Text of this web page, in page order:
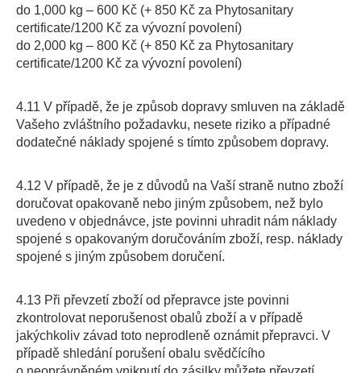
do 1,000 kg – 600 Kč (+ 850 Kč za Phytosanitary
certificate/1200 Kč za vývozní povolení)
do 2,000 kg – 800 Kč (+ 850 Kč za Phytosanitary
certificate/1200 Kč za vývozní povolení)
4.11 V případě, že je způsob dopravy smluven na základě
Vašeho zvláštního požadavku, nesete riziko a případné
dodatečné náklady spojené s tímto způsobem dopravy.
4.12 V případě, že je z důvodů na Vaší straně nutno zboží
doručovat opakovaně nebo jiným způsobem, než bylo
uvedeno v objednávce, jste povinni uhradit nám náklady
spojené s opakovaným doručováním zboží, resp. náklady
spojené s jiným způsobem doručení.
4.13 Při převzetí zboží od přepravce jste povinni
zkontrolovat neporušenost obalů zboží a v případě
jakýchkoliv závad toto neprodleně oznámit přepravci. V
případě shledání porušení obalu svědčícího